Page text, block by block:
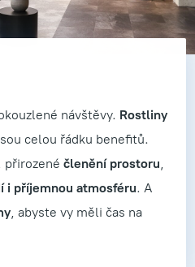
návštěvy. Rostliny
celou řádku benefitů.
, přirozenéčlenění prostoru,
i příjemnou atmosféru. A
, abyste vy měli čas na